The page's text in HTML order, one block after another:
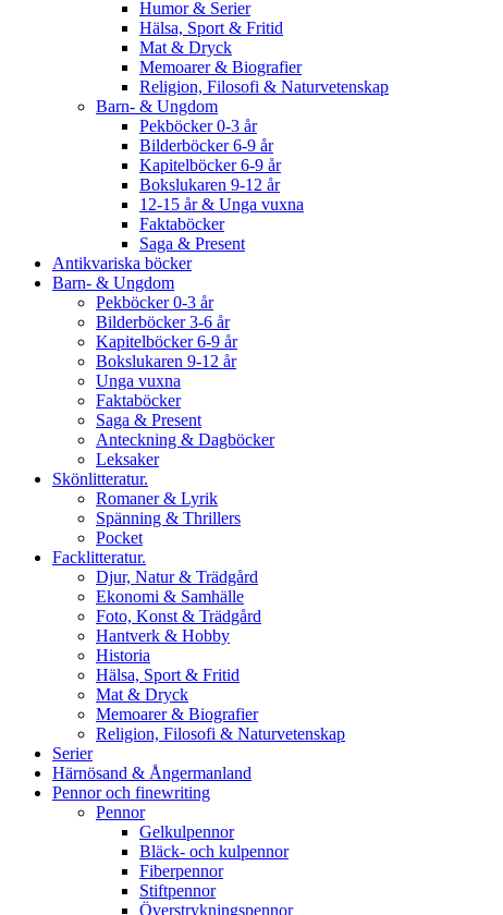
Humor & Serier
Hälsa, Sport & Fritid
Mat & Dryck
Memoarer & Biografier
Religion, Filosofi & Naturvetenskap
Barn- & Ungdom
Pekböcker 0-3 år
Bilderböcker 6-9 år
Kapitelböcker 6-9 år
Bokslukaren 9-12 år
12-15 år & Unga vuxna
Faktaböcker
Saga & Present
Antikvariska böcker
Barn- & Ungdom
Pekböcker 0-3 år
Bilderböcker 3-6 år
Kapitelböcker 6-9 år
Bokslukaren 9-12 år
Unga vuxna
Faktaböcker
Saga & Present
Anteckning & Dagböcker
Leksaker
Skönlitteratur.
Romaner & Lyrik
Spänning & Thrillers
Pocket
Facklitteratur.
Djur, Natur & Trädgård
Ekonomi & Samhälle
Foto, Konst & Trädgård
Hantverk & Hobby
Historia
Hälsa, Sport & Fritid
Mat & Dryck
Memoarer & Biografier
Religion, Filosofi & Naturvetenskap
Serier
Härnösand & Ångermanland
Pennor och finewriting
Pennor
Gelkulpennor
Bläck- och kulpennor
Fiberpennor
Stiftpennor
Överstrykningspennor